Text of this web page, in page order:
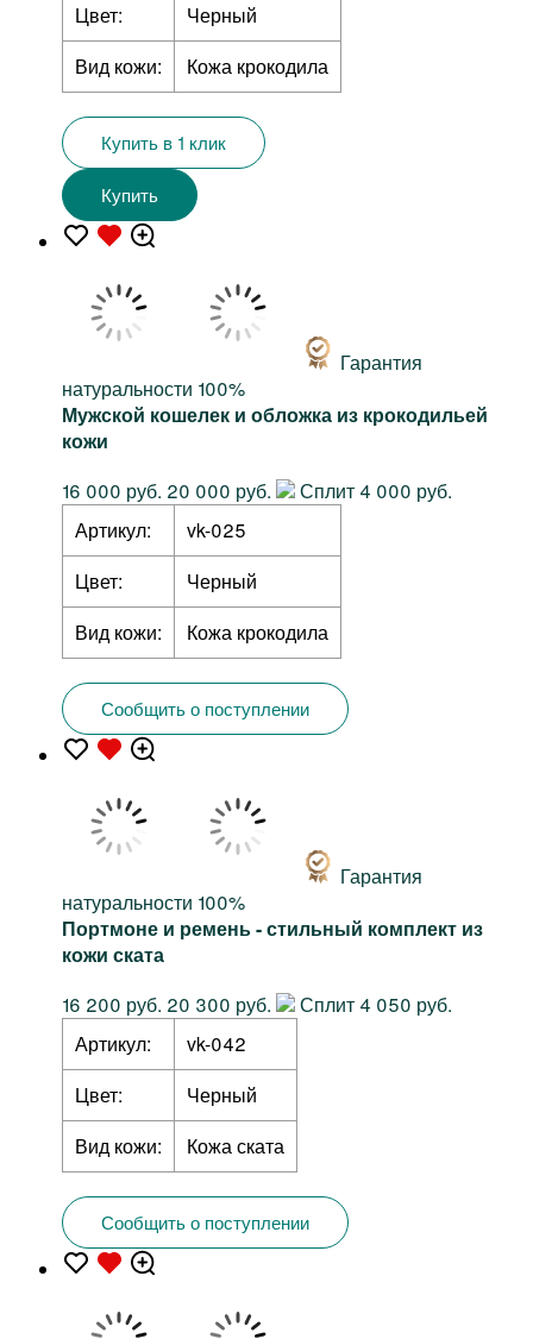
Цвет:
Черный
Вид кожи:
Кожа крокодила
Купить в 1 клик
Купить
Гарантия
натуральности 100%
Мужской кошелек и обложка из крокодильей
кожи
16 000 руб. 20 000 руб.
Сплит 4 000 руб.
Артикул:
vk-025
Цвет:
Черный
Вид кожи:
Кожа крокодила
Сообщить о поступлении
Гарантия
натуральности 100%
Портмоне и ремень - стильный комплект из
кожи ската
16 200 руб. 20 300 руб.
Сплит 4 050 руб.
Артикул:
vk-042
Цвет:
Черный
Вид кожи:
Кожа ската
Сообщить о поступлении